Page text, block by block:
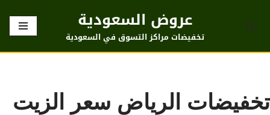
تخطى
عروض السعودية
تخفيضات مراكز التسوق في السعودية
تخفيضات الرياض سعر الزيت